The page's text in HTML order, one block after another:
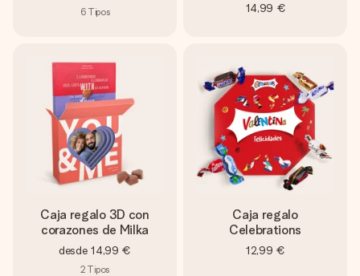
6 Tipos 14,99 €
Caja regalo 3D con
corazones de Milka
desde 14,99 €
2 Tipos
Caja regalo
Celebrations
12,99 €